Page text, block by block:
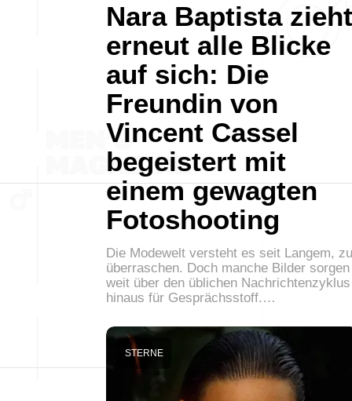
Nara Baptista zieht
erneut alle Blicke
auf sich: Die
Freundin von
Vincent Cassel
begeistert mit
einem gewagten
Fotoshooting
Die Modewelt versteht es seit Langem, zu
überraschen. Doch manche Bilder sorgen
weit über den üblichen Nachrichtenzyklus
hinaus für Gesprächsstoff.…
STERNE